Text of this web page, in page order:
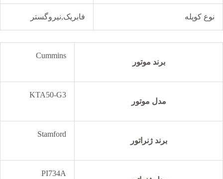
نوع کوپله فابریک,نیروگستر
برند موتور
Cummins
مدل موتور
KTA50-G3
برند ژنراتور
Stamford
PI734A